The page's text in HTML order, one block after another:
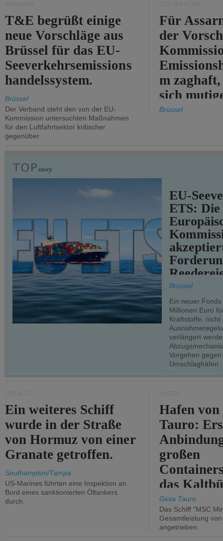
T&E begrüßt einige
neue Vorschläge aus
Brüssel für das EU-
Seeverkehrsemissions
handelssystem.
Brüssel
Der Verband steht den von der EU-
Kommission untersuchten Maßnahmen
für den Luftfahrtsektor kritischer
gegenüber.
Für
der
m
sich
Brüssel
EU-
ETS: Die
teilweise.
Brüssel
Ein neuer
Millionen Euro
Kraftstoffe, nicht
verlängert
Vorgehen
Umschlaghäfen.
Ein weiteres Schiff
wurde in der Straße
von Hormuz von einer
Granate getroffen.
Southampton/Tampa
US-Marines führten eine Inspektion an
Bord eines sanktionierten Öltankers
durch.
Hafen
Tauro:
großen
das
Gioia Tauro
Das Schiff "MSC
Gesamtleistung
angetrieben.